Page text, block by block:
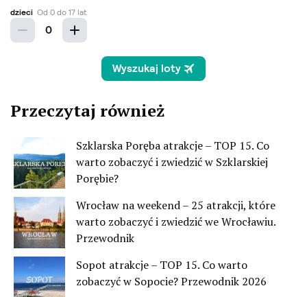
Przeczytaj również
Szklarska Poręba atrakcje – TOP 15. Co
warto zobaczyć i zwiedzić w Szklarskiej
Porębie?
Wrocław na weekend – 25 atrakcji, które
warto zobaczyć i zwiedzić we Wrocławiu.
Przewodnik
Sopot atrakcje – TOP 15. Co warto
zobaczyć w Sopocie? Przewodnik 2026